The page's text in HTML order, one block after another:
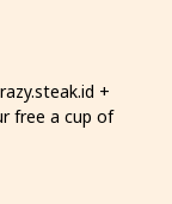
+
free a cup of